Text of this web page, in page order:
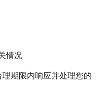
情况
期限内响应并处理您的